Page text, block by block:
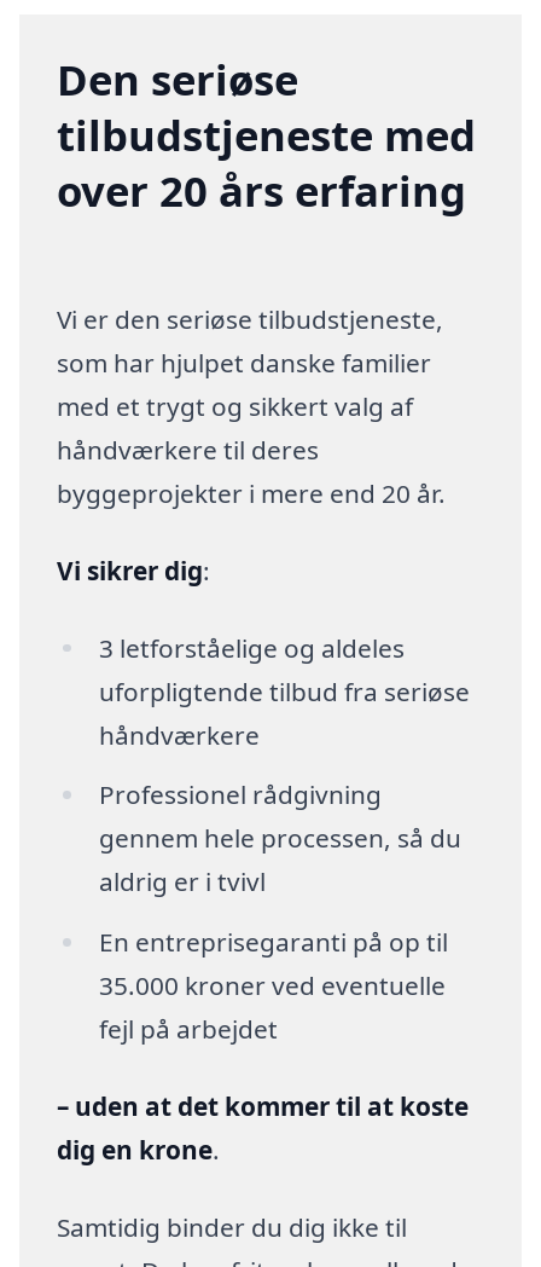
Den seriøse
tilbudstjeneste med
over 20 års erfaring
Vi er den seriøse tilbudstjeneste,
som har hjulpet danske familier
med et trygt og sikkert valg af
håndværkere til deres
byggeprojekter i mere end 20 år.
Vi sikrer dig:
3 letforståelige og aldeles
uforpligtende tilbud fra seriøse
håndværkere
Professionel rådgivning
gennem hele processen, så du
aldrig er i tvivl
En entreprisegaranti på op til
35.000 kroner ved eventuelle
fejl på arbejdet
– uden at det kommer til at koste
dig en krone.
Samtidig binder du dig ikke til